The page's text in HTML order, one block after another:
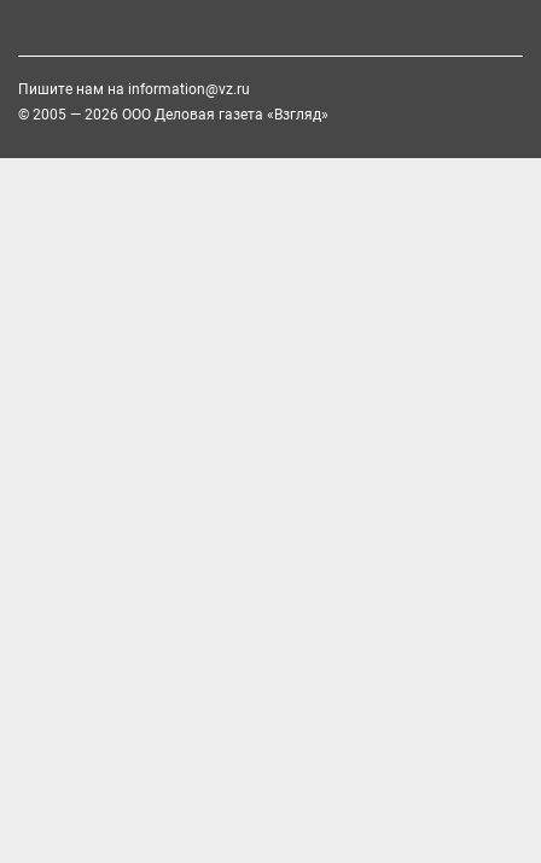
Пишите нам на information@vz.ru
© 2005 — 2026 ООО Деловая газета «Взгляд»